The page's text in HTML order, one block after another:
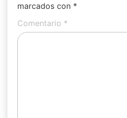
marcados con *
Comentario *